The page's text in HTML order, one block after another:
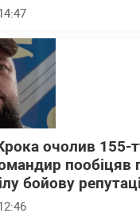
очолив 155-
пообіцяв
бойову